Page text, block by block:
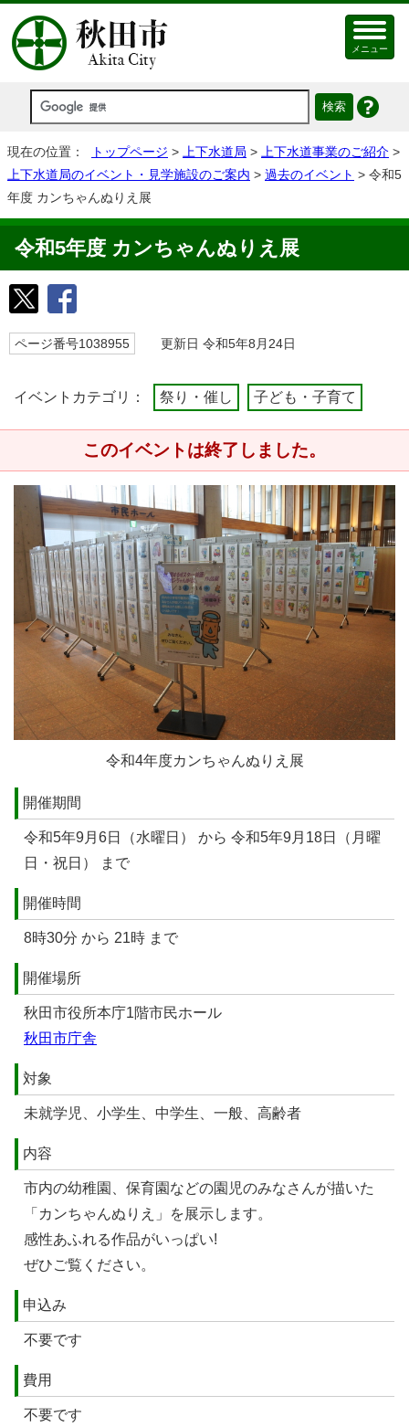
メニュー
現在の位置： トップページ > 上下水道局 > 上下水道事業のご紹介 >
上下水道局のイベント・見学施設のご案内 > 過去のイベント > 令和5
年度 カンちゃんぬりえ展
令和5年度 カンちゃんぬりえ展
ページ番号1038955 更新日 令和5年8月24日
イベントカテゴリ： 祭り・催し 子ども・子育て
このイベントは終了しました。
令和4年度カンちゃんぬりえ展
開催期間
令和5年9月6日（水曜日） から 令和5年9月18日（月曜
日・祝日） まで
開催時間
8時30分 から 21時 まで
開催場所
秋田市役所本庁1階市民ホール
秋田市庁舎
対象
未就学児、小学生、中学生、一般、高齢者
内容
市内の幼稚園、保育園などの園児のみなさんが描いた
「カンちゃんぬりえ」を展示します。
感性あふれる作品がいっぱい!
ぜひご覧ください。
申込み
不要です
費用
不要です